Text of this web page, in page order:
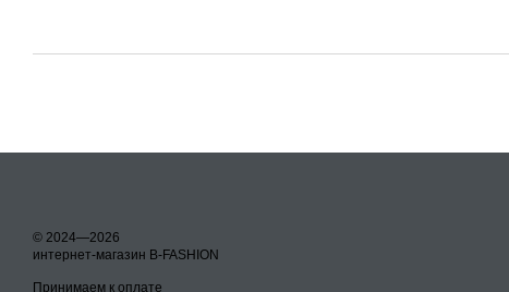
© 2024—2026
интернет-магазин B-FASHION
Принимаем к оплате